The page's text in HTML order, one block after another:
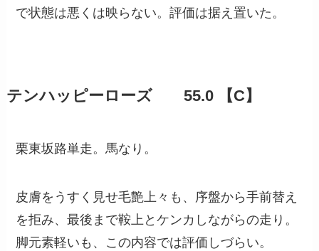
で状態は悪くは映らない。評価は据え置いた。
テンハッピーローズ 55.0 【C】
栗東坂路単走。馬なり。
皮膚をうすく見せ毛艶上々も、序盤から手前替え
を拒み、最後まで鞍上とケンカしながらの走り。
脚元素軽いも、この内容では評価しづらい。